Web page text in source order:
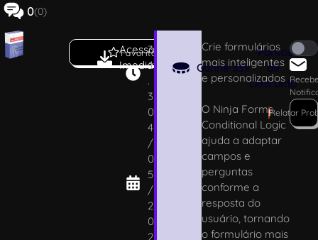
0(0)
Favoritar
Acesso
Imediato
3
.1
.
3
0
4
/
0
5
/
2
0
2
Ganhe339
Pontos
de
Desconto
Crie formulários
mais inteligentes
e personalizados
O Ninja Forms
Conditional Logic
ajuda a adaptar
campos e
perguntas
conforme a
resposta do
usuário, tornando
o formulário mais
!Relatar